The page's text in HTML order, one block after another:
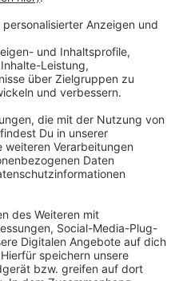
Ihre
den YouTube
zu laden!
Service eines
Videoinhalte
Service kann
Aktivitäten
lesen Sie die
zu, um dieses
Beck (Die